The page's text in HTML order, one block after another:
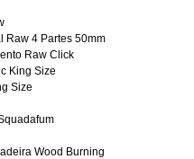
Raw 4 Partes 50mm
Raw Click
King Size
Size
Wood Burning